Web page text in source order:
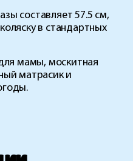
составляет 57.5 см,
в стандартных
мамы, москитная
матрасик и